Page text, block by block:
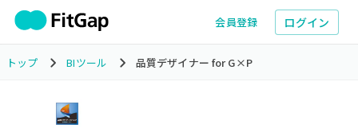
会員登録 ログイン
トップ BIツール 品質デザイナー for G×P